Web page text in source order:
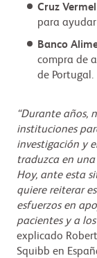
Cruz
para
Banco
compra de
de Portugal.
“Durante años,
instituciones
investigación y
traduzca en
Hoy, ante esta
quiere reiterar
esfuerzos en
pacientes y a
explicado
Squibb en